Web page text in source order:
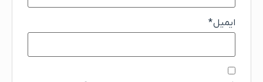
ایمیل*